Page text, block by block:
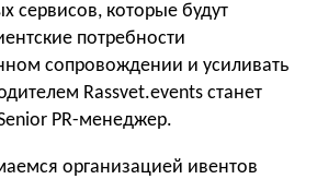
сервисов, которые будут
потребности
сопровождении и усиливать
Rassvet.events станет
PR-менеджер.
организацией ивентов